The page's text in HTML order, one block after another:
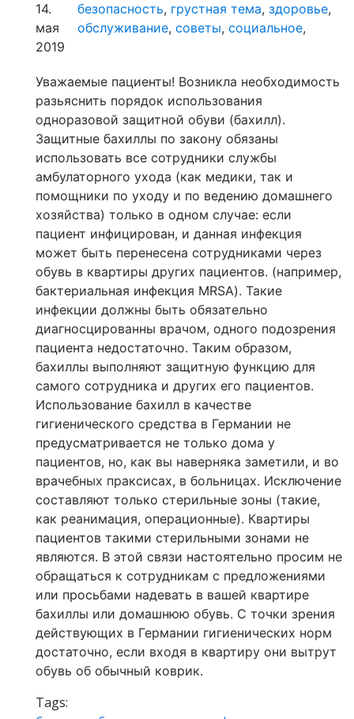
14.
мая
2019
безопасность, грустная тема, здоровье,
обслуживание, советы, социальное,
Уважаемые пациенты! Возникла необходимость
разьяснить порядок использования
одноразовой защитной обуви (бахилл).
Защитные бахиллы по закону обязаны
использовать все сотрудники службы
амбулаторного ухода (как медики, так и
помощники по уходу и по ведению домашнего
хозяйства) только в одном случае: если
пациент инфицирован, и данная инфекция
может быть перенесена сотрудниками через
обувь в квартиры других пациентов. (например,
бактериальная инфекция MRSA). Такие
инфекции должны быть обязательно
диагносцированны врачом, одного подозрения
пациента недостаточно. Таким образом,
бахиллы выполняют защитную функцию для
самого сотрудника и других его пациентов.
Использование бахилл в качестве
гигиенического средства в Германии не
предусматривается не только дома у
пациентов, но, как вы наверняка заметили, и во
врачебных праксисах, в больницах. Исключение
составляют только стерильные зоны (такие,
как реанимация, операционные). Квартиры
пациентов такими стерильными зонами не
являются. В этой связи настоятельно просим не
обращаться к сотрудникам с предложениями
или просьбами надевать в вашей квартире
бахиллы или домашнюю обувь. С точки зрения
действующих в Германии гигиенических норм
достаточно, если входя в квартиру они вытрут
обувь об обычный коврик.
Tags: